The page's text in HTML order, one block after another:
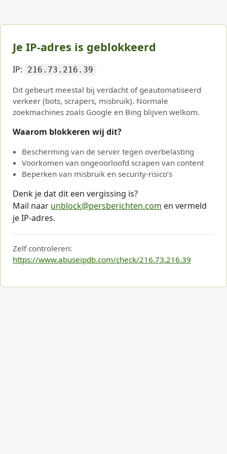
Je IP-adres is geblokkeerd
IP: 216.73.216.39
Dit gebeurt meestal bij verdacht of geautomatiseerd
verkeer (bots, scrapers, misbruik). Normale
zoekmachines zoals Google en Bing blijven welkom.
Waarom blokkeren wij dit?
Bescherming van de server tegen overbelasting
Voorkomen van ongeoorloofd scrapen van content
Beperken van misbruik en security-risico’s
Denk je dat dit een vergissing is?
Mail naar unblock@persberichten.com en vermeld
je IP-adres.
Zelf controleren:
https://www.abuseipdb.com/check/216.73.216.39